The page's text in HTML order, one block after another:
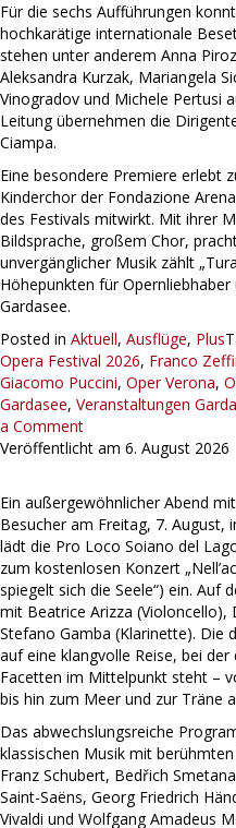
Für die sechs Aufführungen
hochkarätige internationale
stehen unter anderem Anna
Aleksandra Kurzak, Mariangela
Vinogradov und Michele Pertusi
Leitung übernehmen die
Ciampa.
Eine besondere Premiere erlebt
Kinderchor der Fondazione
des Festivals mitwirkt. Mit ihrer
Bildsprache, großem Chor,
unvergänglicher Musik zählt
Höhepunkten für
Gardasee.
Posted in Aktuell, Ausflüge, Plus
Opera Festival 2026, Franco
Giacomo Puccini, Oper Verona,
Gardasee, Veranstaltungen
a Comment
Veröffentlicht am 6. August 2026
Ein außergewöhnlicher Abend
Besucher am Freitag, 7. August,
lädt die Pro Loco Soiano del
zum kostenlosen Konzert
spiegelt sich die Seele“) ein. Auf
mit Beatrice Arizza (Violoncello),
Stefano Gamba (Klarinette). Die
auf eine klangvolle Reise, bei
Facetten im Mittelpunkt steht –
bis hin zum Meer und zur Träne
Das abwechslungsreiche
klassischen Musik mit
Franz Schubert, Bedřich
Saint-Saëns, Georg Friedrich
Vivaldi und Wolfgang Amadeus